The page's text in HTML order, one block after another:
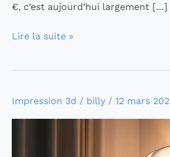
€, c’est aujourd’hui largement […]
Lire la suite »
Impression 3d / billy / 12 mars
Tout
savoir